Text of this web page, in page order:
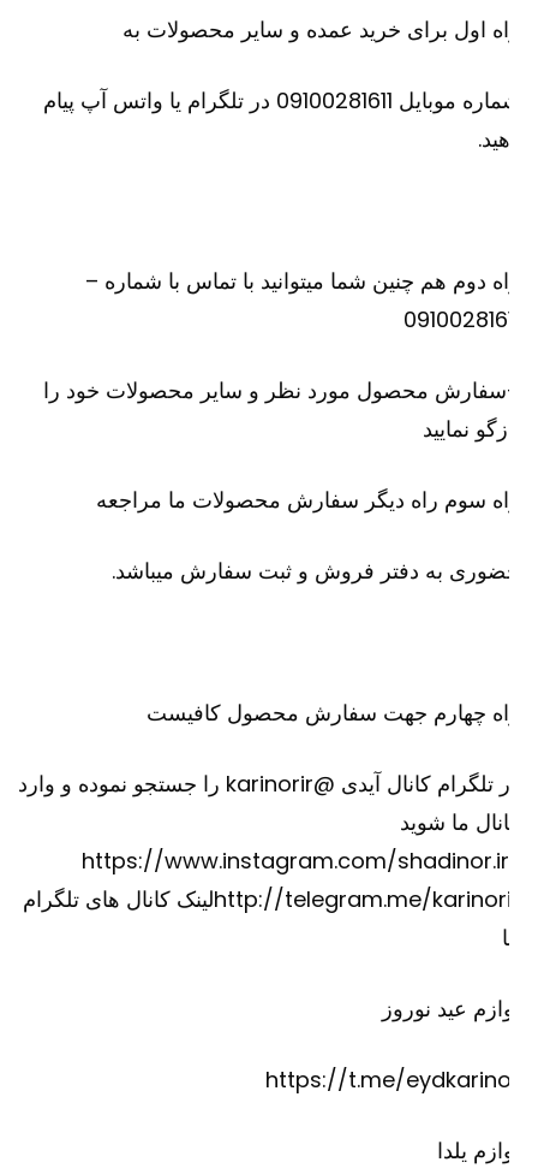
اول برای خرید عمده و سایر محصولات به
شماره موبایل 09100281611 در تلگرام یا واتس آپ پیام
دوم هم چنین شما میتوانید با تماس با شماره –
محصول مورد نظر و سایر محصولات خود را
نمایید
سوم راه دیگر سفارش محصولات ما مراجعه
به دفتر فروش و ثبت سفارش میباشد.
چهارم جهت سفارش محصول کافیست
در تلگرام کانال آیدی @karinorir را جستجو نموده و وارد
ما شوید
https://www.instagram.com/
http://telegram.me/karinorirلینک کانال های تلگرام
عید نوروز
https://t.me/
یلدا